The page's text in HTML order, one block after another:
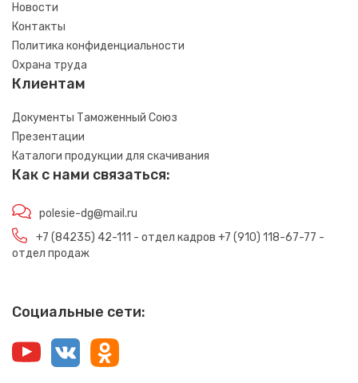
Новости
Контакты
Политика конфиденциальности
Охрана труда
Клиентам
Документы Таможенный Союз
Презентации
Каталоги продукции для скачивания
Как с нами связаться:
polesie-dg@mail.ru
+7 (84235) 42-111 - отдел кадров +7 (910) 118-67-77 -
отдел продаж
Социальные сети: